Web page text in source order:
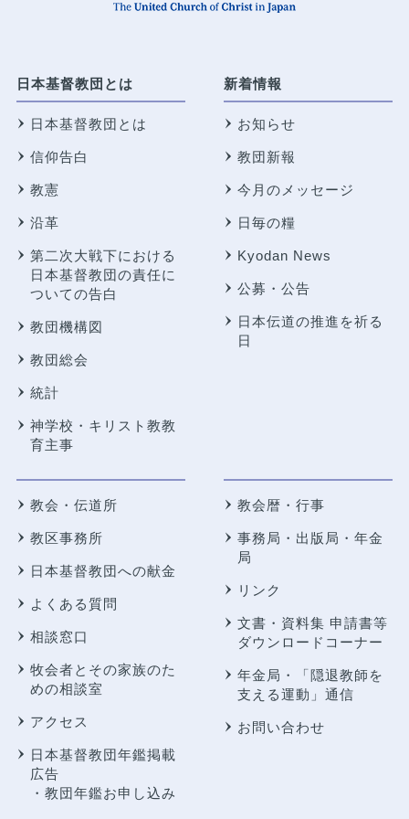
日本基督教団とは
日本基督教団とは
信仰告白
教憲
沿革
第二次大戦下における
日本基督教団の責任に
ついての告白
教団機構図
教団総会
統計
神学校・キリスト教教
育主事
新着情報
お知らせ
教団新報
今月のメッセージ
日毎の糧
Kyodan News
公募・公告
日本伝道の推進を祈る
日
教会・伝道所
教区事務所
日本基督教団への献金
よくある質問
相談窓口
牧会者とその家族のた
めの相談室
アクセス
日本基督教団年鑑掲載
広告
・教団年鑑お申し込み
教会暦・行事
事務局・出版局・年金
局
リンク
文書・資料集 申請書等
ダウンロードコーナー
年金局・
「隠退教師を
支える運動」通信
お問い合わせ